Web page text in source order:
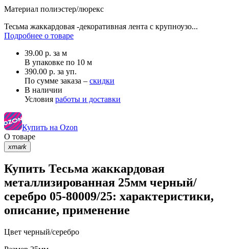
Материал полиэстер/люрекс
Тесьма жаккардовая -декоративная лента с крупноузо...
Подробнее о товаре
39.00 р. за м
В упаковке по 10 м
390.00 р. за уп.
По сумме заказа – скидки
В наличии
Условия работы и доставки
Купить на Ozon
О товаре
xmark
Купить Тесьма жаккардовая
металлизированная 25мм черный/
серебро 05-80009/25: характеристики,
описание, применение
Цвет черный/серебро